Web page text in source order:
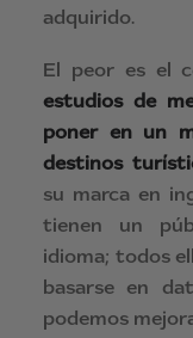
adquirido.
El peor es el
estudios de
poner en un
destinos
su marca en
tienen un
idioma; todos
basarse en
podemos